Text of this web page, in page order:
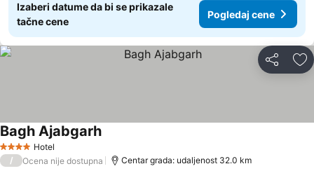
Izaberi datume da bi se prikazale
tačne cene
Pogledaj cene
Deli
4 ZvezdiceHotel
Bagh Ajabgarh
/ Ocena nije dostupna Centar grada: udaljenost 32.0 km